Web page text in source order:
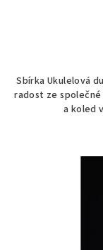
Sbírka Ukulelová
radost ze
a koled